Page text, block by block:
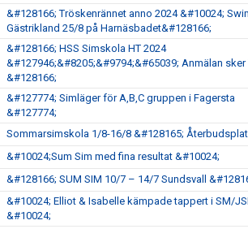
&#128166; Tröskenrännet anno 2024 &#10024;
Gästrikland 25/8 på Harnäsbadet&#128166;
&#128166; HSS Simskola HT 2024
&#127946;&#8205;&#9794;&#65039; Anmälan sker
&#128166;
&#127774; Simläger för A,B,C gruppen i Fagersta
&#127774;
Sommarsimskola 1/8-16/8 &#128165;
&#10024;Sum Sim med fina resultat &#10024;
&#128166; SUM SIM 10/7 – 14/7 Sundsvall
&#10024; Elliot & Isabelle kämpade tappert i SM/
&#10024;